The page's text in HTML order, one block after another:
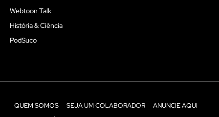
Webtoon Talk
História & Ciência
PodSuco
QUEM SOMOS SEJA UM COLABORADOR
ANUNCIE AQUI